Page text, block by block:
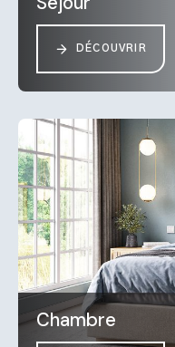
DÉCOUVRIR
Chambre